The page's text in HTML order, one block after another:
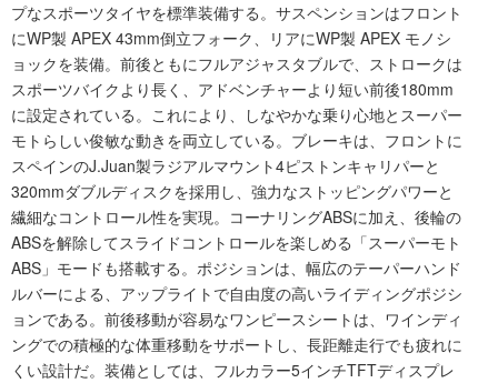
プなスポーツタイヤを標準装備する。サスペンションはフロント
にWP製 APEX 43mm倒立フォーク、リアにWP製 APEX モノシ
ョックを装備。前後ともにフルアジャスタブルで、ストロークは
スポーツバイクより長く、アドベンチャーより短い前後180mm
に設定されている。これにより、しなやかな乗り心地とスーパー
モトらしい俊敏な動きを両立している。ブレーキは、フロントに
スペインのJ.Juan製ラジアルマウント4ピストンキャリパーと
320mmダブルディスクを採用し、強力なストッピングパワーと
繊細なコントロール性を実現。コーナリングABSに加え、後輪の
ABSを解除してスライドコントロールを楽しめる「スーパーモト
ABS」モードも搭載する。ポジションは、幅広のテーパーハンド
ルバーによる、アップライトで自由度の高いライディングポジシ
ョンである。前後移動が容易なワンピースシートは、ワインディ
ングでの積極的な体重移動をサポートし、長距離走行でも疲れに
くい設計だ。装備としては、フルカラー5インチTFTディスプレ